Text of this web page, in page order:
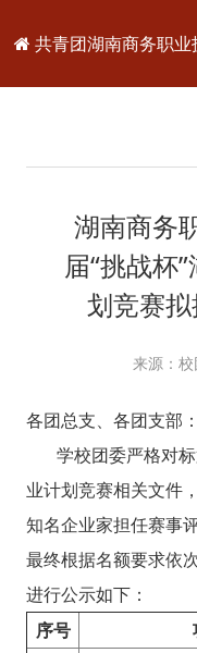
共青团湖南商务职
湖南商务
届“挑战杯
划竞赛
来源：
各团总支、各团支部：
学校团委严格对标
业计划竞赛相关文件
知名企业家担任赛事
最终根据名额要求依
进行公示如下：
序号